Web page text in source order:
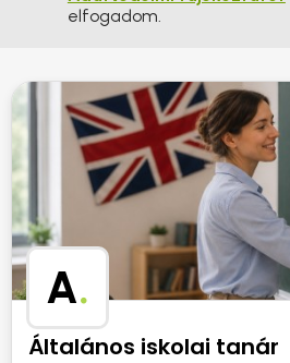
elfogadom.
A.
Általános iskolai tanár